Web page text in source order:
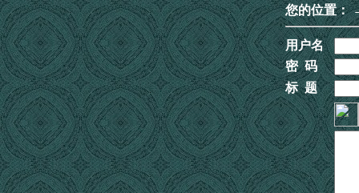
您的位置：
用户名
密 码
标 题